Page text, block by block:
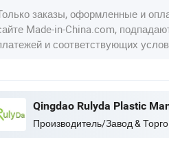
заказы, оформленные и
Made-in-China.com,
и соответствующих
Qingdao Rulyda Plastic